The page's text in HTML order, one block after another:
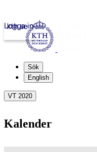
kth.se
Logga in
Sök
English
VT 2020
Kalender